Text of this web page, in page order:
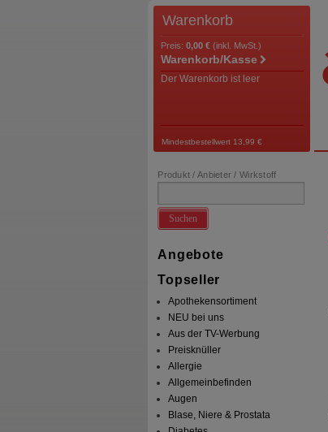
Warenkorb
Preis: 0,00 € (inkl. MwSt.)
Warenkorb/Kasse
Der Warenkorb ist leer
Mindestbestellwert 13,99 €
Produkt / Anbieter / Wirkstoff
Suchen
Angebote
Topseller
Apothekensortiment
NEU bei uns
Aus der TV-Werbung
Preisknüller
Allergie
Allgemeinbefinden
Augen
Blase, Niere & Prostata